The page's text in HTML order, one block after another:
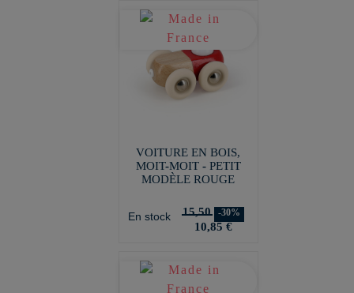
VOITURE EN BOIS,
MOIT-MOIT - PETIT
MODÈLE ROUGE
En stock 15,50 -30%
10,85 €